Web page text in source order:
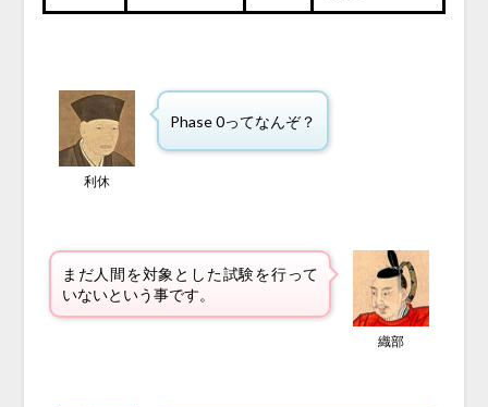
利休
Phase 0ってなんぞ？
まだ人間を対象とした試験を行って
いないという事です。
織部